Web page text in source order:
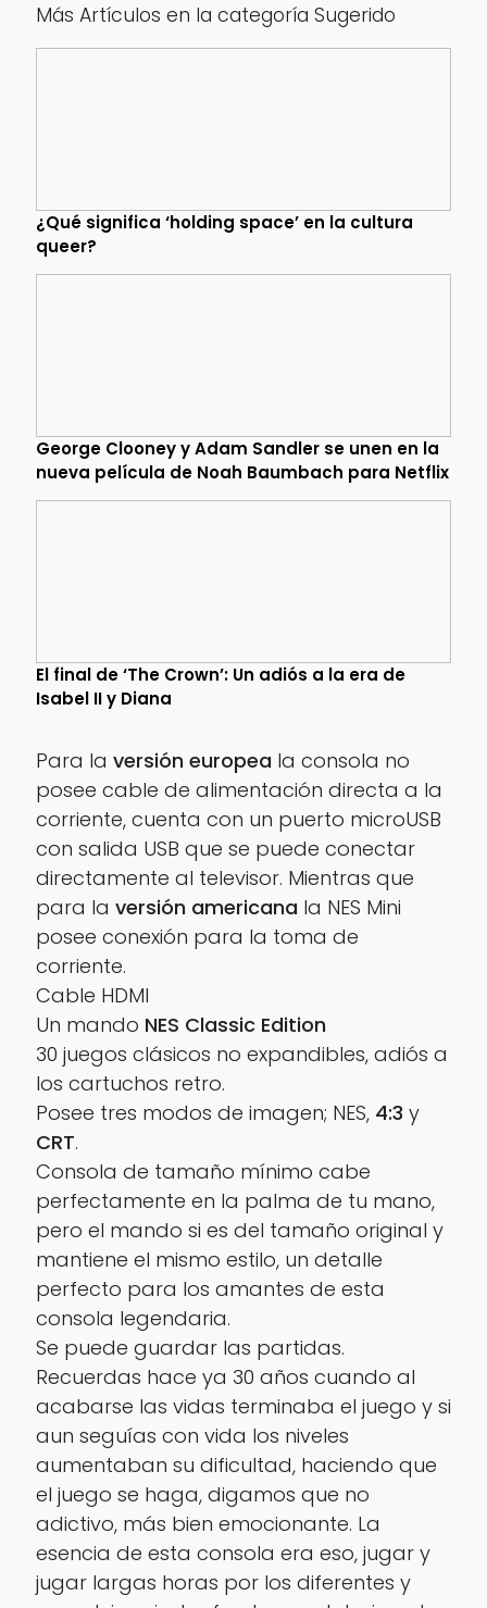
Más Artículos en la categoría Sugerido
¿Qué significa ‘holding space’ en la cultura
queer?
George Clooney y Adam Sandler se unen en la
nueva película de Noah Baumbach para Netflix
El final de ‘The Crown’: Un adiós a la era de
Isabel II y Diana
Para la versión europea la consola no
posee cable de alimentación directa a la
corriente, cuenta con un puerto microUSB
con salida USB que se puede conectar
directamente al televisor. Mientras que
para la versión americana la NES Mini
posee conexión para la toma de
corriente.
Cable HDMI
Un mando NES Classic Edition
30 juegos clásicos no expandibles, adiós a
los cartuchos retro.
Posee tres modos de imagen; NES, 4:3 y
CRT.
Consola de tamaño mínimo cabe
perfectamente en la palma de tu mano,
pero el mando si es del tamaño original y
mantiene el mismo estilo, un detalle
perfecto para los amantes de esta
consola legendaria.
Se puede guardar las partidas.
Recuerdas hace ya 30 años cuando al
acabarse las vidas terminaba el juego y si
aun seguías con vida los niveles
aumentaban su dificultad, haciendo que
el juego se haga, digamos que no
adictivo, más bien emocionante. La
esencia de esta consola era eso, jugar y
jugar largas horas por los diferentes y